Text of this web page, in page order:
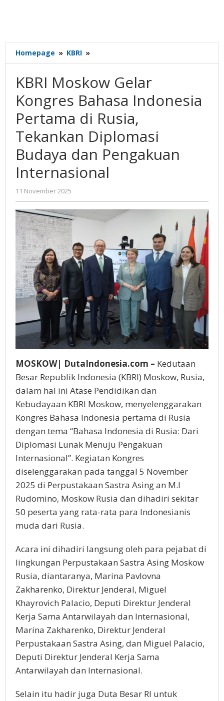
Homepage » KBRI »
Moskow
Kongres
Bahasa
Indonesia
Pertama
di
Rusia,
Tekankan
Diplomasi
Budaya
dan
Internasional
KBRI Moskow Gelar
Kongres Bahasa Indonesia
Pertama di Rusia,
Tekankan Diplomasi
Budaya dan Pengakuan
Internasional
11 November 2025
Gatot
Susanto
MOSKOW| DutaIndonesia.com – Kedutaan
Besar Republik Indonesia (KBRI) Moskow, Rusia,
dalam hal ini Atase Pendidikan dan
Kebudayaan KBRI Moskow, menyelenggarakan
Kongres Bahasa Indonesia pertama di Rusia
dengan tema “Bahasa Indonesia di Rusia: Dari
Diplomasi Lunak Menuju Pengakuan
Internasional”. Kegiatan Kongres
diselenggarakan pada tanggal 5 November
2025 di Perpustakaan Sastra Asing an M.I
Rudomino, Moskow Rusia dan dihadiri sekitar
50 peserta yang rata-rata para Indonesianis
muda dari Rusia.
Acara ini dihadiri langsung oleh para pejabat di
lingkungan Perpustakaan Sastra Asing Moskow
Rusia, diantaranya, Marina Pavlovna
Zakharenko, Direktur Jenderal, Miguel
Khayrovich Palacio, Deputi Direktur Jenderal
Kerja Sama Antarwilayah dan Internasional,
Marina Zakharenko, Direktur Jenderal
Perpustakaan Sastra Asing, dan Miguel Palacio,
Deputi Direktur Jenderal Kerja Sama
Antarwilayah dan Internasional.
Selain itu hadir juga Duta Besar RI untuk